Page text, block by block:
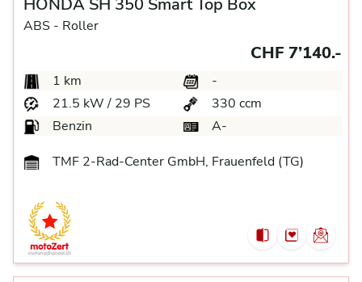
HONDA SH 350 Smart Top Box
ABS - Roller
CHF 7’140.-
1 km
-
21.5 kW / 29 PS
330 ccm
Benzin
A-
TMF 2-Rad-Center GmbH, Frauenfeld (TG)